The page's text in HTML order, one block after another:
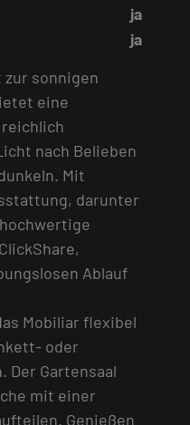
ja
ja
zur sonnigen
eine
nach Belieben
Mit
darunter
Ablauf
Mobiliar flexibel
oder
Der Gartensaal
mit einer
Genießen